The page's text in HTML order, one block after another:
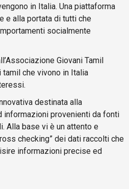
in Italia. Una piattaforma
e alla portata di tutti che
socialmente
Giovani Tamil
tamil che vivono in Italia
destinata alla
provenienti da fonti
Alla base vi è un attento e
checking” dei dati raccolti che
informazioni precise ed